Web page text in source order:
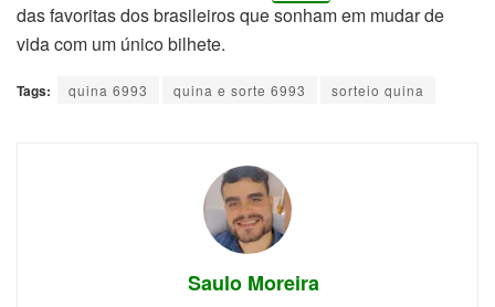
das favoritas dos brasileiros que sonham em mudar de
vida com um único bilhete.
Tags: quina 6993 quina e sorte 6993 sorteio quina
Saulo Moreira